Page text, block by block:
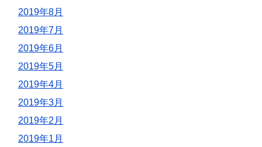
2019年8月
2019年7月
2019年6月
2019年5月
2019年4月
2019年3月
2019年2月
2019年1月